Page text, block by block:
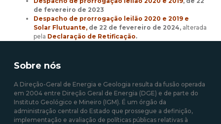
de fevereiro de 2023
Despacho de prorrogação leilão 2020 e 2019 e
Solar Flutuante, de 22 de fevereiro de 2024, alterada
pela Declaração de Retificação.
Sobre nós
A Direção-Geral de Energia e Geologia resulta da fusão operada
em 2004 entre Direção Geral de Energia (DGE) e de parte do
Instituto Geológico e Mineiro (IGM). É um órgão da
administração central do Estado que prossegue a definição,
implementação e avaliação de políticas públicas relativas à